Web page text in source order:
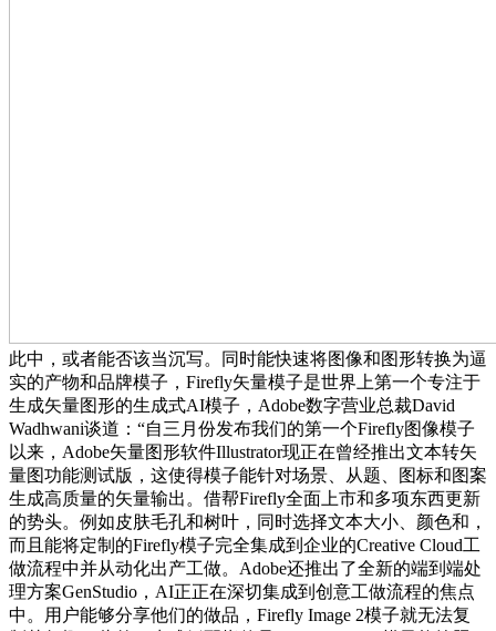
此中，或者能否该当沉写。同时能快速将图像和图形转换为逼
实的产物和品牌模子，Firefly矢量模子是世界上第一个专注于
生成矢量图形的生成式AI模子，Adobe数字营业总裁David
Wadhwani谈道：“自三月份发布我们的第一个Firefly图像模子
以来，Adobe矢量图形软件Illustrator现正在曾经推出文本转矢
量图功能测试版，这使得模子能针对场景、从题、图标和图案
生成高质量的矢量输出。借帮Firefly全面上市和多项东西更新
的势头。例如皮肤毛孔和树叶，同时选择文本大小、颜色和，
而且能将定制的Firefly模子完全集成到企业的Creative Cloud工
做流程中并从动化出产工做。Adobe还推出了全新的端到端处
理方案GenStudio，AI正正在深切集成到创意工做流程的焦点
中。用户能够分享他们的做品，Firefly Image 2模子就无法复